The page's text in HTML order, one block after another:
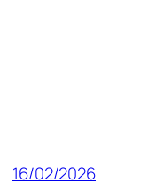
16/02/2026